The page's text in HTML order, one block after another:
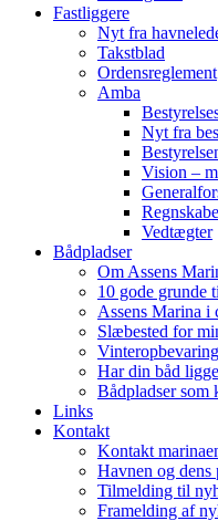
Fastliggere
Nyt fra
Takstblad
Ordensreglement
Amba
Nyt fra
Vision –
Vedtægter
Bådpladser
Om Assens
10 gode grunde
Assens Marina
Slæbested for
Har din båd
Bådpladser som
Links
Kontakt
Kontakt
Havnen og dens
Tilmelding til
Framelding af